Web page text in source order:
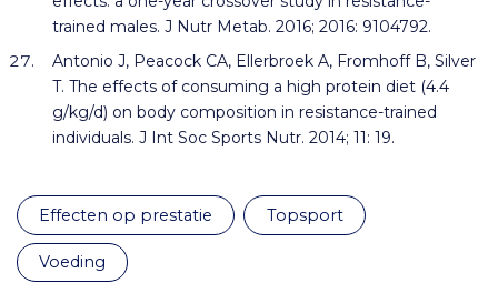
trained males. J Nutr Metab. 2016; 2016: 9104792.
Antonio J, Peacock CA, Ellerbroek A, Fromhoff B, Silver
T. The effects of consuming a high protein diet (4.4
g/kg/d) on body composition in resistance-trained
individuals. J Int Soc Sports Nutr. 2014; 11: 19.
effecten op prestatie topsport
voeding